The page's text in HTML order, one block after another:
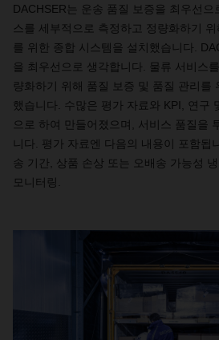
DACHSER는 운송 품질 보증을 최우선으
스를 세부적으로 측정하고 정량화하기
를 위한 종합 시스템을 설치했습니다.
을 최우선으로 생각합니다. 물류 서비스
량화하기 위해 품질 보증 및 품질 관리를
했습니다. 수많은 평가 자료와 KPI, 연구
으로 하여 만들어졌으며, 서비스 품질을
니다. 평가 자료엔 다음의 내용이 포함됩
송 기간, 상품 손상 또는 오배송 가능성
모니터링.